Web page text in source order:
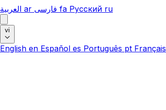
العربية ar فارسی fa Русский ru
vi
English en Español es Português pt Français